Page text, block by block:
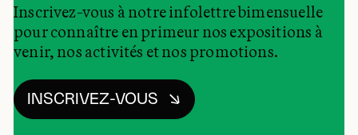
Inscrivez-vous à notre infolettre bimensuelle
pour connaître en primeur nos expositions à
venir, nos activités et nos promotions.
INSCRIVEZ-VOUS